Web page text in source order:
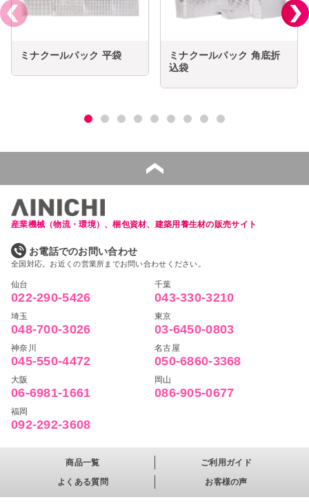
ミナクールパック 平袋
ミナクールパック 角底折
込袋
産業機械（物流・環境）、梱包資材、建築用養生材の販売サイト
お電話でのお問い合わせ
全国対応。お近くの営業所までお問い合わせください。
仙台
022-290-5426
千葉
043-330-3210
埼玉
048-700-3026
東京
03-6450-0803
神奈川
045-550-4472
名古屋
050-6860-3368
大阪
06-6981-1661
岡山
086-905-0677
福岡
092-292-3608
商品一覧
ご利用ガイド
よくある質問
お客様の声